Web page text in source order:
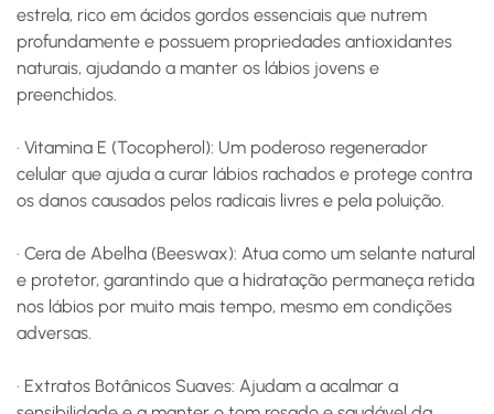
estrela, rico em ácidos gordos essenciais que nutrem
profundamente e possuem propriedades antioxidantes
naturais, ajudando a manter os lábios jovens e
preenchidos.
· Vitamina E (Tocopherol): Um poderoso regenerador
celular que ajuda a curar lábios rachados e protege contra
os danos causados pelos radicais livres e pela poluição.
· Cera de Abelha (Beeswax): Atua como um selante natural
e protetor, garantindo que a hidratação permaneça retida
nos lábios por muito mais tempo, mesmo em condições
adversas.
· Extratos Botânicos Suaves: Ajudam a acalmar a